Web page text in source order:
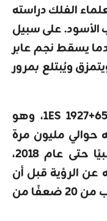
الفلك دراسته
الأسود. على سبيل
يسقط نجم عابر
ويُبتلع بمرور
كان الثقب الأسود في مركز 1ES 1927+654، وهو
حوالي مليون مرة
كتلة الشمس، يبدو طبيعيًا نسبيًا حتى عام 2018،
عن الرؤية قبل أن
يزداد سطوعه تدريجيًا إلى ما يقرب من 20 ضعفًا من